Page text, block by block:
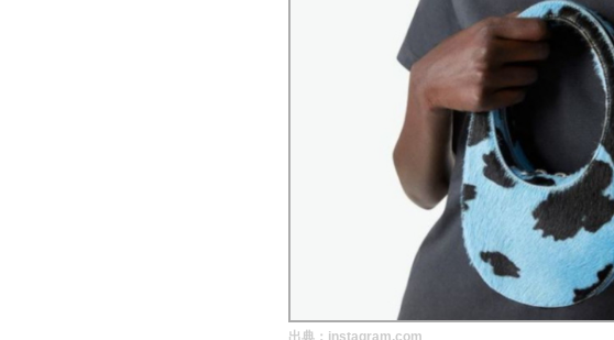
バイマの疑問に現役パーソナルショッパーが答えてみた
バイマ活動の疑問に売れっ子現役バイヤーが答えてみた
出典：instagram.com